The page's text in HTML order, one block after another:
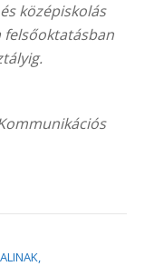
középiskolás
felsőoktatásban